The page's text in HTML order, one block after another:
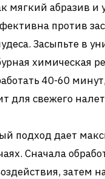
мягкий абразив
против
Засыпьте в
химическая
40-60
для свежего
подход дает
Сначала
затем